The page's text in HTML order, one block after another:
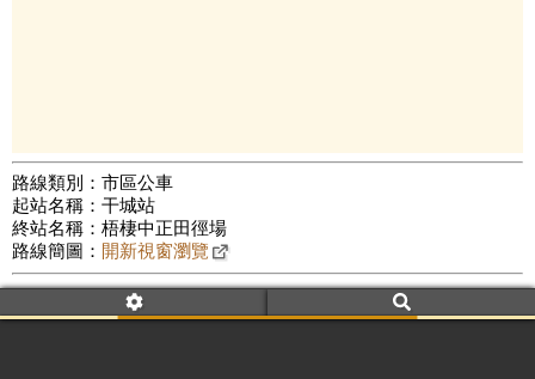
路線類別：市區公車
起站名稱：干城站
終站名稱：梧棲中正田徑場
路線簡圖： 開新視窗瀏覽
附屬名稱：290
車頭描述：干城站
梧棲中正田徑場
公車數量: 累計8209、上線7208